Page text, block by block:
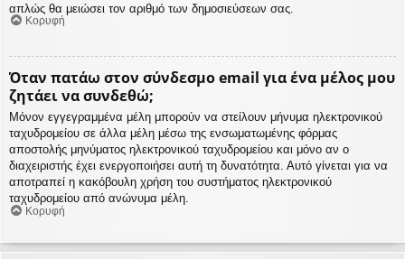
απλώς θα μειώσει τον αριθμό των δημοσιεύσεων σας.
Κορυφή
Όταν πατάω στον σύνδεσμο email για ένα μέλος μου
ζητάει να συνδεθώ;
Μόνον εγγεγραμμένα μέλη μπορούν να στείλουν μήνυμα ηλεκτρονικού
ταχυδρομείου σε άλλα μέλη μέσω της ενσωματωμένης φόρμας
αποστολής μηνύματος ηλεκτρονικού ταχυδρομείου και μόνο αν ο
διαχειριστής έχει ενεργοποιήσει αυτή τη δυνατότητα. Αυτό γίνεται για να
αποτραπεί η κακόβουλη χρήση του συστήματος ηλεκτρονικού
ταχυδρομείου από ανώνυμα μέλη.
Κορυφή